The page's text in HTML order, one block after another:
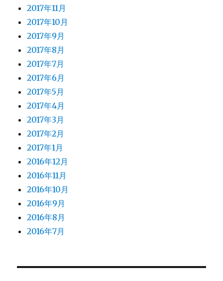
2017年11月
2017年10月
2017年9月
2017年8月
2017年7月
2017年6月
2017年5月
2017年4月
2017年3月
2017年2月
2017年1月
2016年12月
2016年11月
2016年10月
2016年9月
2016年8月
2016年7月